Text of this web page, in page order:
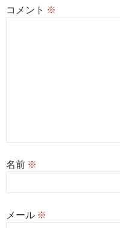
コメント ※
名前 ※
メール ※